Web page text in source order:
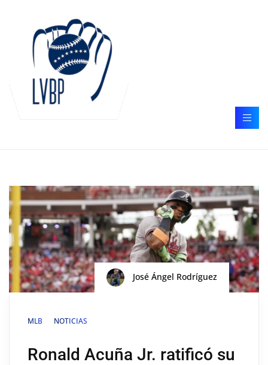
José Ángel Rodríguez
MLB NOTICIAS
Ronald Acuña Jr. ratificó su